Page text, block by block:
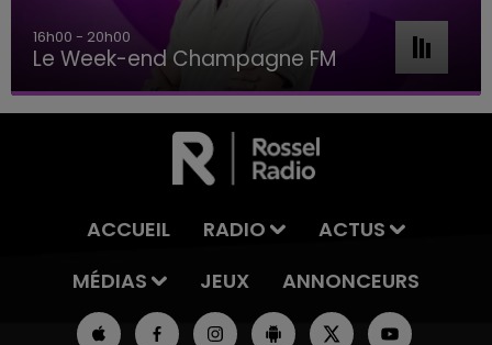
16h00 - 20h00
Le Week-end Champagne FM
ACCUEIL RADIO
ACTUS
MÉDIAS
JEUX ANNONCEURS